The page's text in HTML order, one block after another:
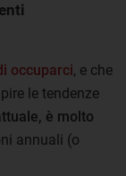
occuparci, e che
le tendenze
è molto
annuali (o